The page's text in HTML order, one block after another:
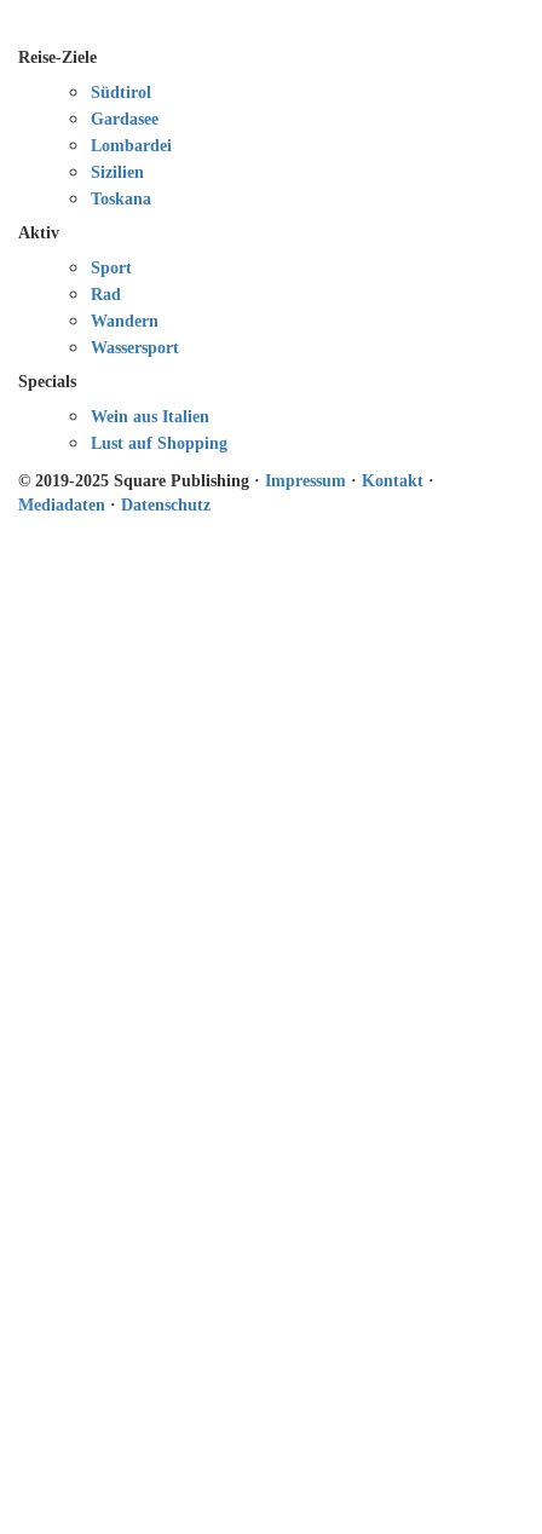
Reise-Ziele
Südtirol
Gardasee
Lombardei
Sizilien
Toskana
Aktiv
Sport
Rad
Wandern
Wassersport
Specials
Wein aus Italien
Lust auf Shopping
© 2019-2025 Square Publishing · Impressum · Kontakt ·
Mediadaten · Datenschutz